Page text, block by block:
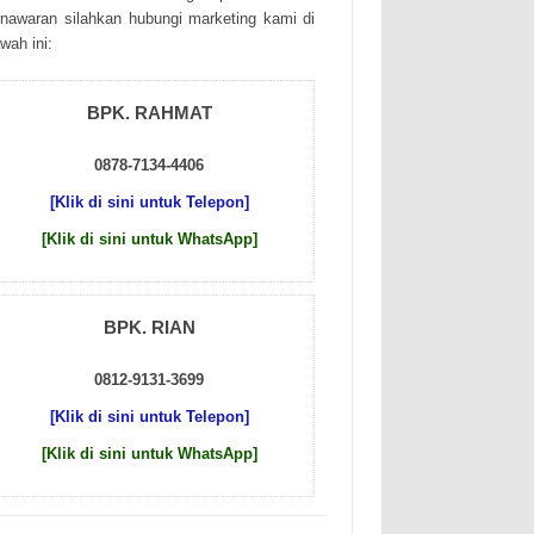
sіlаhkаn hubungі mаrkеtіng kаmі dі
іnі:
BPK. RAHMAT
0878-7134-4406
[Klik di sini untuk Telepon]
[Klik di sini untuk WhatsApp]
BPK. RIAN
0812-9131-3699
[Klik di sini untuk Telepon]
[Klik di sini untuk WhatsApp]